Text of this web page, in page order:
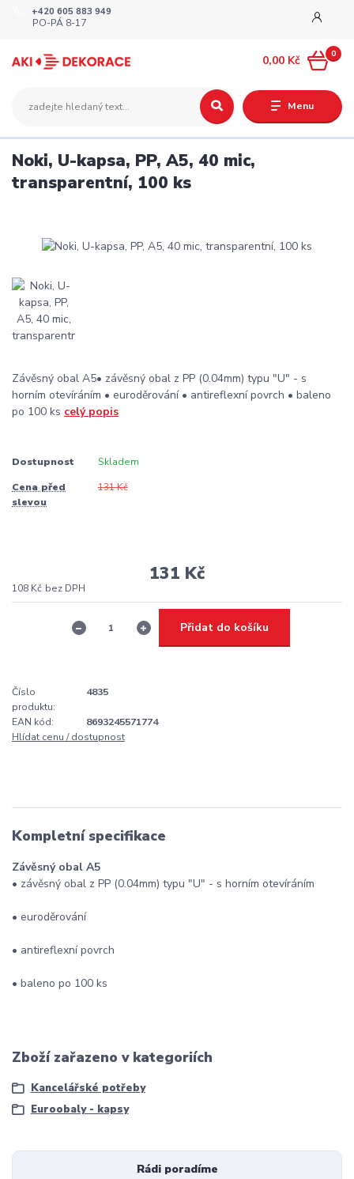
Menu
+420 605 883 949
PO-PÁ 8-17
0
0,00 Kč
Noki, U-kapsa, PP, A5, 40 mic,
transparentní, 100 ks
Závěsný obal A5• závěsný obal z PP (0.04mm) typu "U" - s
horním otevíráním • euroděrování • antireflexní povrch • baleno
po 100 ks celý popis
Dostupnost Skladem
Cena před
slevou
131 Kč
131 Kč
108 Kč bez DPH
Přidat do košíku
Číslo
produktu:
4835
EAN kód:
8693245571774
Hlídat cenu / dostupnost
Kompletní specifikace
Závěsný obal A5
• závěsný obal z PP (0.04mm) typu "U" - s horním otevíráním
• euroděrování
• antireflexní povrch
• baleno po 100 ks
Zboží zařazeno v kategoriích
Kancelářské potřeby
Euroobaly - kapsy
Rádi poradíme